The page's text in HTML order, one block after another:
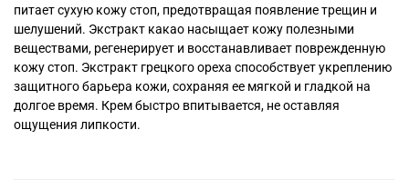
питает сухую кожу стоп, предотвращая появление трещин и
шелушений. Экстракт какао насыщает кожу полезными
веществами, регенерирует и восстанавливает поврежденную
кожу стоп. Экстракт грецкого ореха способствует укреплению
защитного барьера кожи, сохраняя ее мягкой и гладкой на
долгое время. Крем быстро впитывается, не оставляя
ощущения липкости.